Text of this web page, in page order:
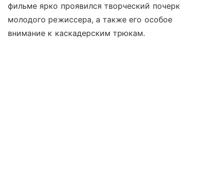
фильме ярко проявился творческий почерк
молодого режиссера, а также его особое
внимание к каскадерским трюкам.